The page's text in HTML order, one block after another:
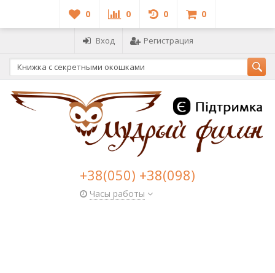
0 0 0 0
Вход Регистрация
+38(050) +38(098)
Часы работы